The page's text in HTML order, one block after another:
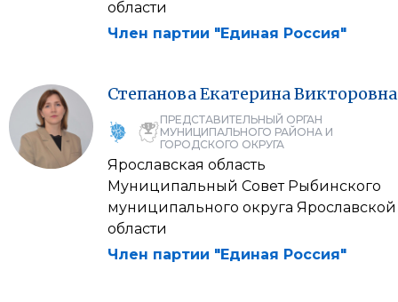
области
Член партии "Единая Россия"
СтепановаЕкатеринаВикторовна
ПРЕДСТАВИТЕЛЬНЫЙ ОРГАН
МУНИЦИПАЛЬНОГО РАЙОНА И
ГОРОДСКОГО ОКРУГА
Ярославская область
Муниципальный Совет Рыбинского
муниципального округа Ярославской
области
Член партии "Единая Россия"